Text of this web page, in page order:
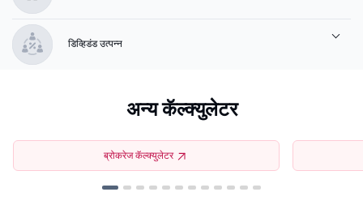
डिव्हिडंड उत्पन्न
अन्य कॅल्क्युलेटर
ब्रोकरेज कॅल्क्युलेटर